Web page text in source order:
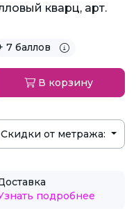
кварц, арт.
7 баллов
В корзину
Скидки от метража:
подробнее